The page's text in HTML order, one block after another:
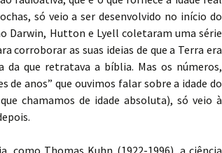
só veio a ser desenvolvido no início do
Darwin, Hutton e Lyell coletaram uma série
corroborar as suas ideias de que a Terra era
da que retratava a bíblia. Mas os números,
de anos” que ouvimos falar sobre a idade do
chamamos de idade absoluta), só veio à
como Thomas Kuhn (1922-1996), a ciência